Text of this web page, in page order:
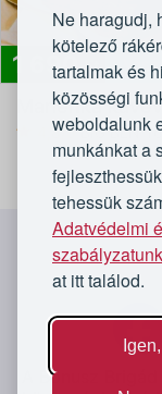
Ne haragudj,
kötelező
tartalmak és
közösségi
weboldalunk
munkánkat a
tehessük
Adatvédelmi
szabályzatunk
at itt találod.
1 690Ft
Marlenka
4,8/5BIG BEN
A Bónusz